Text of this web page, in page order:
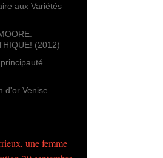
aux Variétés
(2012)
d'or Venise
une femme